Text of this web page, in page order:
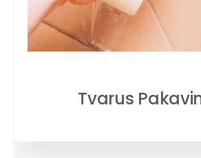
Tvarus